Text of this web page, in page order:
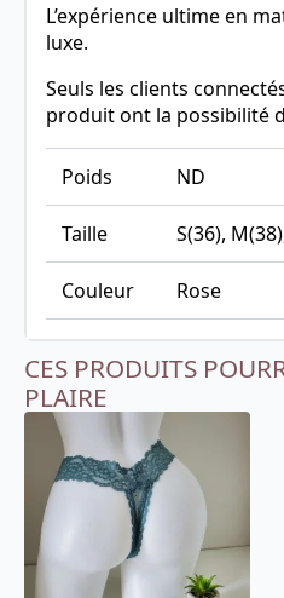
L’expérience ultime en
luxe.
Seuls les clients
produit ont la possibilité
Poids ND
Taille S(36),
Couleur Rose
CES PRODUITS
PLAIRE